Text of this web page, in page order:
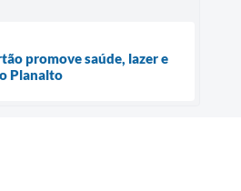
promove saúde, lazer e
Planalto